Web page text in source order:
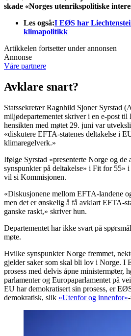
skade «Norges utenrikspolitiske
Les også:I EØS har
klimapolitikk
Artikkelen fortsetter under annonsen
Annonse
Våre partnere
Avklare snart?
Statssekretær Ragnhild Sjoner Syrstad
miljødepartementet skriver i en e-post
hensikten med møtet 29. juni var
«diskutere EFTA-statenes deltakelse i
klimaregelverk.»
Ifølge Syrstad «presenterte Norge og de
synspunkter på deltakelse» i Fit for 55»
vil si Kommisjonen.
«Diskusjonene mellom EFTA-landene
men det er ønskelig å få avklart EFTA-
ganske raskt,» skriver hun.
Departementet har ikke svart på
møte.
Hvilke synspunkter Norge fremmet,
gjelder saker som skal bli lov i Norge. I
prosess med delvis åpne ministermøter,
parlamenter og Europaparlamentet på
EU har demokratisert sin prosess, er
demokratisk, slik «Utenfor og innenfor»